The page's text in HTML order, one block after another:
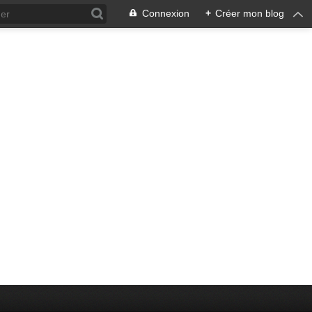
Connexion + Créer mon blog